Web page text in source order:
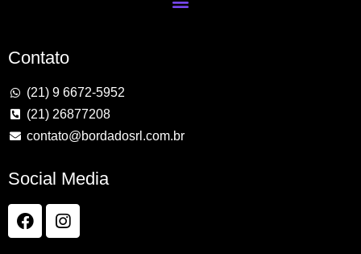
Contato
(21) 9 6672-5952
(21) 26877208
contato@bordadosrl.com.br
Social Media